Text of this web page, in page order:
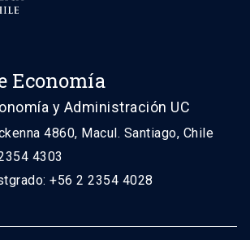
Economía
y Administración UC
4860, Macul. Santiago, Chile
4303
+56 2 2354 4028